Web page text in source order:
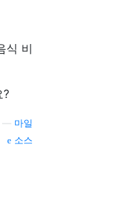
식 비
?
마일
소스